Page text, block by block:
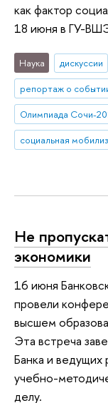
как фактор
18 июня в ГУ-
Наука дискуссии
репортаж о
Олимпиада Сочи-
социальная
Не
экономики
16 июня
провели
высшем
Эта встреча
Банка и ведущих
учебно-
делу.